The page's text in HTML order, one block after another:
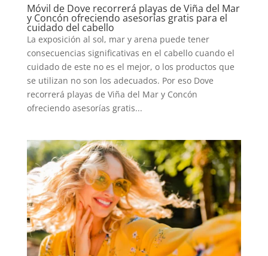
TECNOVITOS
T-
PLUS
Móvil de Dove recorrerá playas de Viña del Mar
y Concón ofreciendo asesorías gratis para el
cuidado del cabello
La exposición al sol, mar y arena puede tener
consecuencias significativas en el cabello cuando el
cuidado de este no es el mejor, o los productos que
se utilizan no son los adecuados. Por eso Dove
recorrerá playas de Viña del Mar y Concón
ofreciendo asesorías gratis...